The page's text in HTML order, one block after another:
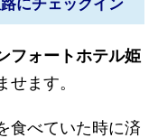
フォートホテル姫
ます。
食べていた時に済